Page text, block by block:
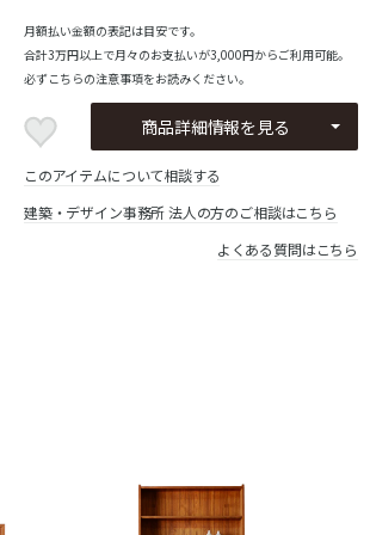
月額払い金額の表記は目安です。
合計3万円以上で月々のお支払いが3,000円からご利用可能。
必ずこちらの注意事項をお読みください。
商品詳細情報を見る
このアイテムについて相談する
建築・デザイン事務所 法人の方のご相談はこちら
よくある質問はこちら